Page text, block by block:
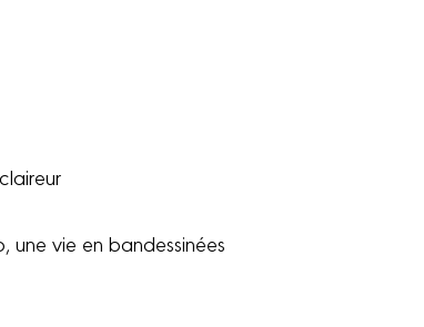
une vie en bandessinées